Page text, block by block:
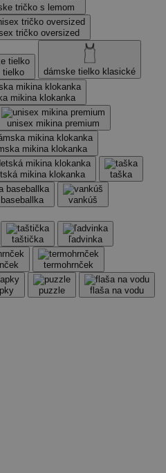
tričko s lemom
tričko oversized
tielko dámske tielko klasické
mikina klokanka
unisex mikina premium
mikina klokanka
mikina klokanka taška
vankúš
taštička ľadvinka
termohrnček
puzzle flaša na vodu